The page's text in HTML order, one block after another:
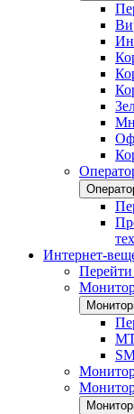
Интернет-
Перейти